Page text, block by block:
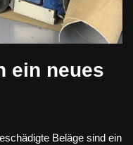
ein neues
Beläge sind ein